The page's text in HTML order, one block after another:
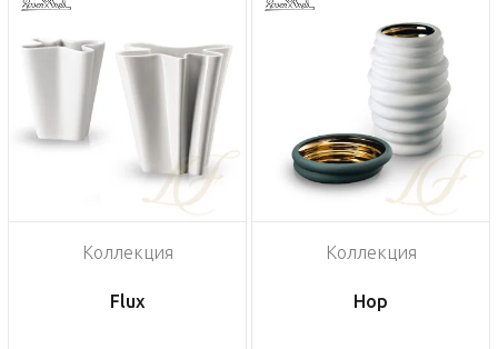
Коллекция
Flux
Коллекция
Hop